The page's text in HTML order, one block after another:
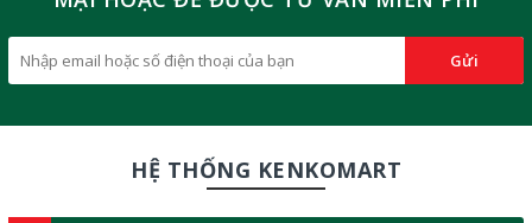
Gửi
HỆ THỐNG KENKOMART